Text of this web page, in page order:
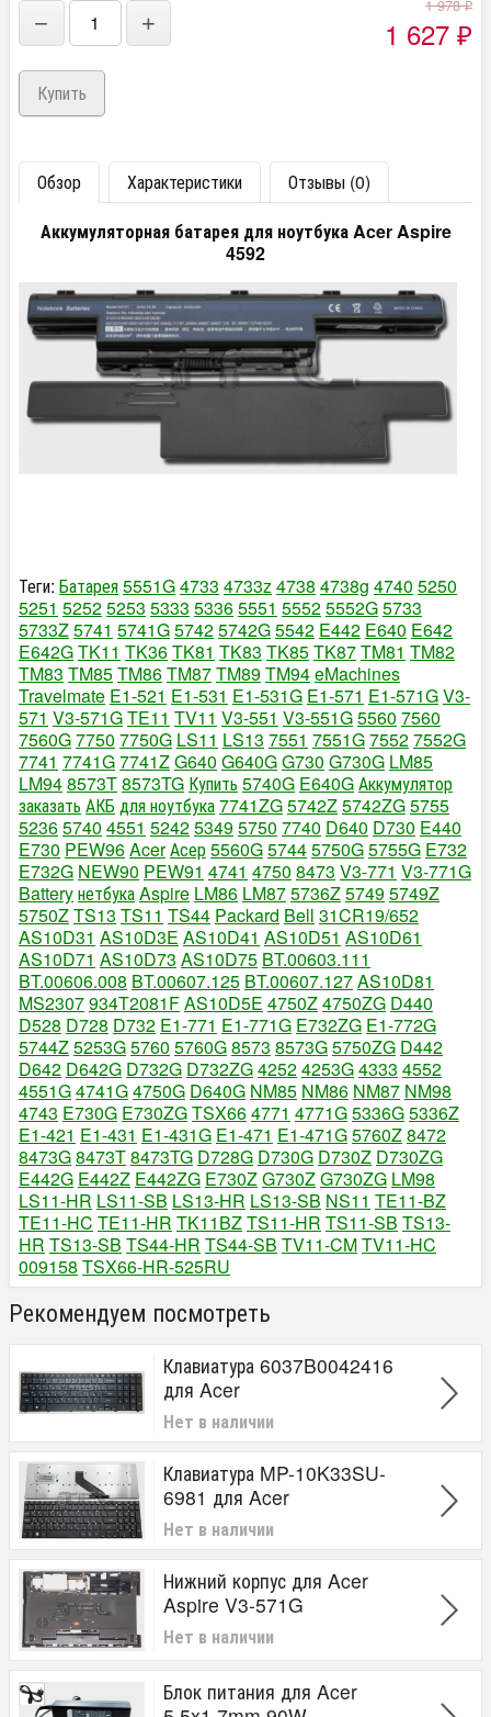
− +
1 978₽
1 627 ₽
Обзор Характеристики
Отзывы (0)
Аккумуляторная батарея для ноутбука Acer Aspire
4592
Теги: Батарея5551G4733 4733z4738 4738g 4740 5250
5251 52525253 5333 53365551 55525552G5733
5733Z5741 5741G57425742G5542 E442 E640 E642
E642GTK11 TK36TK81 TK83 TK85TK87TM81 TM82
TM83 TM85TM86TM87TM89TM94eMachines
Travelmate E1-521 E1-531 E1-531G E1-571 E1-571GV3-
571 V3-571GTE11 TV11 V3-551 V3-551G5560 7560
7560G7750 7750G LS11 LS13 7551 7551G75527552G
7741 7741G7741ZG640 G640GG730 G730G LM85
LM948573T8573TG Купить 5740G E640GАккумулятор
заказать АКБ для ноутбука7741ZG5742Z5742ZG5755
52365740 4551 524253495750 7740 D640 D730 E440
E730 PEW96AcerАсер5560G57445750G5755G E732
E732G NEW90 PEW91 4741 4750 8473 V3-771 V3-771G
BatteryнетбукаAspire LM86 LM875736Z57495749Z
5750ZTS13 TS11 TS44 Packard Bell 31CR19/652
AS10D31 AS10D3E AS10D41 AS10D51 AS10D61
AS10D71 AS10D73 AS10D75 BT.00603.111
BT.00606.008 BT.00607.125 BT.00607.127AS10D81
MS2307934T2081FAS10D5E 4750Z4750ZG D440
D528 D728 D732 E1-771 E1-771G E732ZG E1-772G
5744Z5253G5760 5760G8573 8573G5750ZG D442
D642 D642G D732G D732ZG42524253G4333 4552
4551G4741G4750G D640G NM85 NM86 NM87 NM98
4743 E730G E730ZGTSX664771 4771G5336G5336Z
E1-421 E1-431 E1-431G E1-471 E1-471G5760Z8472
8473G8473T8473TG D728G D730G D730Z D730ZG
E442G E442Z E442ZG E730ZG730ZG730ZG LM98
LS11-HR LS11-SB LS13-HR LS13-SB NS11 TE11-BZ
TE11-HC TE11-HR TK11BZTS11-HR TS11-SB TS13-
HR TS13-SB TS44-HR TS44-SB TV11-CMTV11-HC
009158 TSX66-HR-525RU
Рекомендуем посмотреть
Клавиатура 6037B0042416
для Acer
Нет в наличии
Клавиатура MP-10K33SU-
6981 для Acer
Нет в наличии
Нижний корпус для Acer
Aspire V3-571G
Нет в наличии
Блок питания для Acer